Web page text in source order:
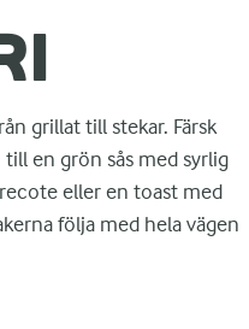
grillat till stekar. Färsk
en grön sås med syrlig
eller en toast med
följa med hela vägen